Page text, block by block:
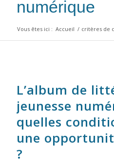
numérique
Vous êtes ici : Accueil / critères de
L’album de
jeunesse
quelles
une
?